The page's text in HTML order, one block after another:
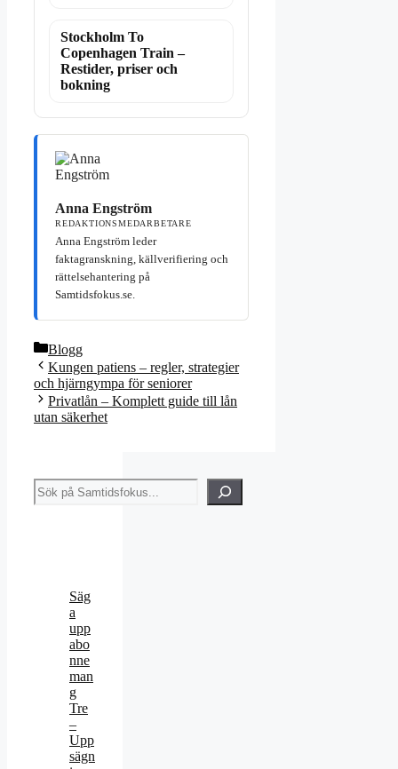
Stockholm To
Copenhagen Train –
Restider, priser och
bokning
Anna Engström
REDAKTIONSMEDARBETARE
Anna Engström leder
faktagranskning, källverifiering och
rättelsehantering på
Samtidsfokus.se.
Kategorier
Blogg
Kungen patiens – regler, strategier
och hjärngympa för seniorer
Privatlån – Komplett guide till lån
utan säkerhet
Sök
Säg
a
upp
abo
nne
man
g
Tre
–
Upp
sägn